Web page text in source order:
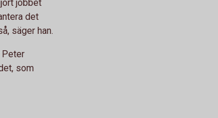
jobbet
det
säger han.
Peter
som